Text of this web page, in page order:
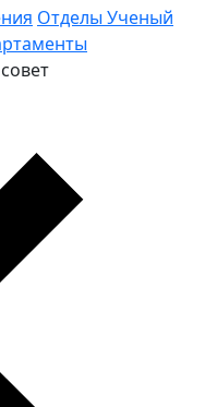
Отделы Ученый